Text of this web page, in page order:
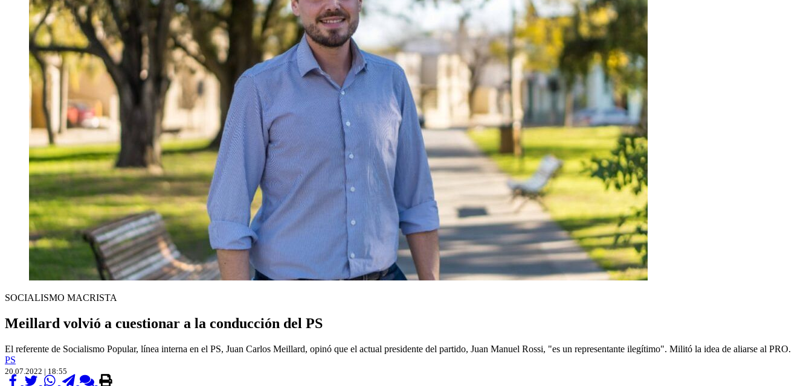
SOCIALISMO MACRISTA
Meillard volvió a cuestionar a la conducción del PS
El referente de Socialismo Popular, línea interna en el PS, Juan Carlos Meillard, opinó que el actual presidente del partido, Juan Manuel Rossi, "es un representante ilegítimo". Militó la idea de aliarse al PRO.
PS
20.07.2022 | 18:55